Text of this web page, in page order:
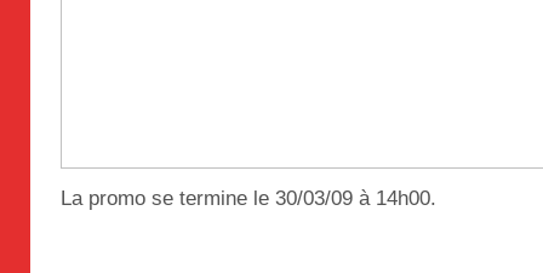
La promo se termine le 30/03/09 à 14h00.